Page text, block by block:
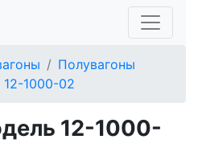
Полувагоны
1000-02
12-1000-